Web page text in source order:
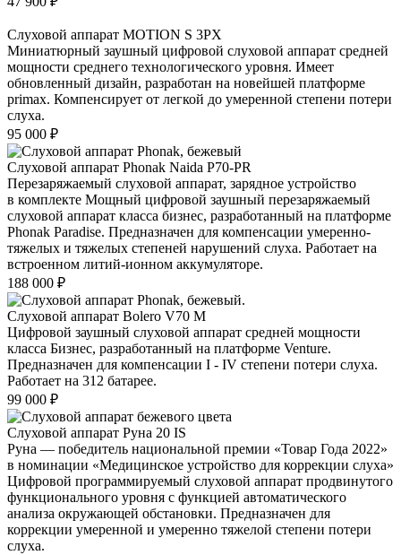
Слуховой аппарат MOTION S 3PX
Миниатюрный заушный цифровой слуховой аппарат средней
мощности среднего технологического уровня. Имеет
обновленный дизайн, разработан на новейшей платформе
primax. Компенсирует от легкой до умеренной степени потери
слуха.
95 000 ₽
Слуховой аппарат Phonak Naida P70-PR
Перезаряжаемый слуховой аппарат, зарядное устройство
в комплекте Мощный цифровой заушный перезаряжаемый
слуховой аппарат класса бизнес, разработанный на платформе
Phonak Paradise. Предназначен для компенсации умеренно-
тяжелых и тяжелых степеней нарушений слуха. Работает на
встроенном литий-ионном аккумуляторе.
188 000 ₽
Слуховой аппарат Bolero V70 M
Цифровой заушный слуховой аппарат средней мощности
класса Бизнес, разработанный на платформе Venture.
Предназначен для компенсации I - IV степени потери слуха.
Работает на 312 батарее.
99 000 ₽
Слуховой аппарат Руна 20 IS
Руна — победитель национальной премии «Товар Года 2022»
в номинации «Медицинское устройство для коррекции слуха»
Цифровой программируемый слуховой аппарат продвинутого
функционального уровня с функцией автоматического
анализа окружающей обстановки. Предназначен для
коррекции умеренной и умеренно тяжелой степени потери
слуха.